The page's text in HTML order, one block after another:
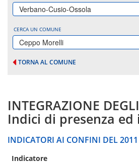
Verbano-Cusio-Ossola
CERCA UN COMUNE
Ceppo Morelli
TORNA AL COMUNE
INTEGRAZIONE
Indici di presenza
INDICATORI AI CONFINI DEL 2011
Indicatore